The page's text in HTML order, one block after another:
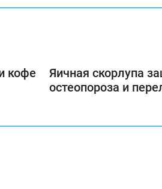
кофе
Яичная скорлупа
остеопороза и